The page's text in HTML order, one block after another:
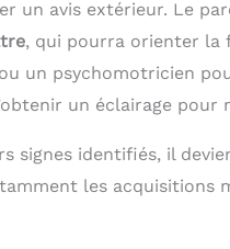
casque anti-bruit enfant
est fabriqué en
matériaux sûrs (ABS
sans BPA, coussinets
les enfants atteints de
d’autisme. 【Casque anti
transporter】Ce casque
un avis extérieur. Le
, qui pourra orienter la
un psychomotricien
un éclairage
signes identifiés, il
les acquisitions